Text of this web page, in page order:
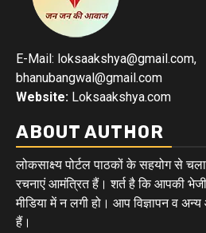
E-Mail: loksaakshya@gmail.com,
bhanubangwal@gmail.com
Website: Loksaakshya.com
ABOUT AUTHOR
लोकसाक्ष्य पोर्टल पाठकों के सहयोग से
रचनाएं आमंत्रित हैं। शर्त है कि आपकी
मीडिया में न लगी हो। आप विज्ञापन व
हैं।